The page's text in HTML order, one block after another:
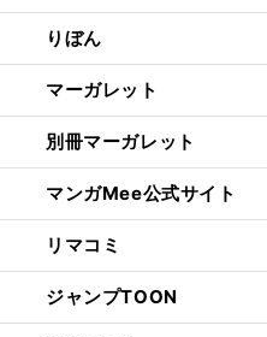
りぼん
マーガレット
別冊マーガレット
マンガMee公式サイト
リマコミ
ジャンプTOON